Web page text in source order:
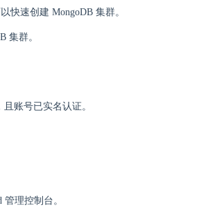
快速创建 MongoDB 集群。
集群。
账号已实名认证。
理控制台。